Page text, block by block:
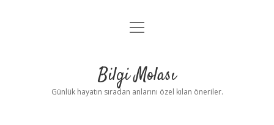
Anasayfa
Yasal Uyarı
menüyü
Bilgi Molası
Günlük hayatın sıradan anlarını özel kılan öneriler.